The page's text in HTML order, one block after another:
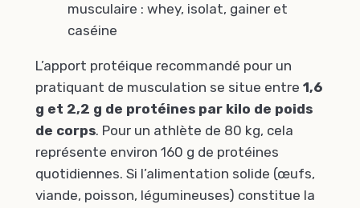
musculaire : whey, isolat, gainer et
caséine
L’apport protéique recommandé pour un
pratiquant de musculation se situe entre 1,6
g et 2,2 g de protéines par kilo de poids
de corps. Pour un athlète de 80 kg, cela
représente environ 160 g de protéines
quotidiennes. Si l’alimentation solide (œufs,
viande, poisson, légumineuses) constitue la